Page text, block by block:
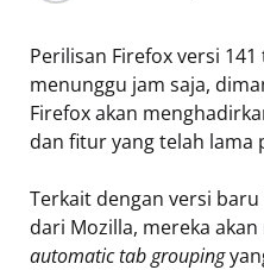
Perilisan Firefox versi
menunggu jam saja,
Firefox akan
dan fitur yang telah lama
Terkait dengan versi
dari Mozilla, mereka
automatic tab grouping